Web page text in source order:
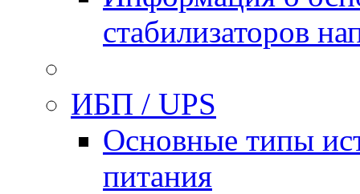
стабилизаторов
ИБП / UPS
Основные типы
питания